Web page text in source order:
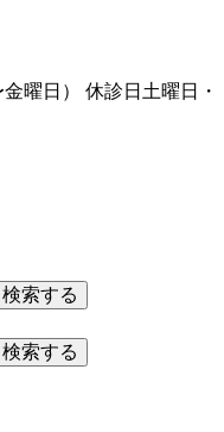
曜⽇） 休診日 ⼟曜⽇・